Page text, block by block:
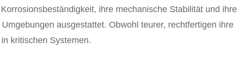
ihre mechanische Stabilität und ihre
ausgestattet. Obwohl teurer, rechtfertigen ihre
kritischen Systemen.